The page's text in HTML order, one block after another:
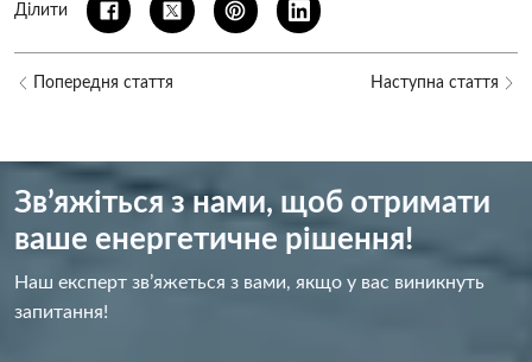
Ділити
Попередня стаття Наступна стаття
Зв’яжіться з нами, щоб отримати
ваше енергетичне рішення!
Наш експерт зв’яжеться з вами, якщо у вас виникнуть
запитання!